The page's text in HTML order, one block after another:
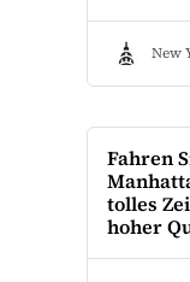
New
Fahren
tolles
hoher